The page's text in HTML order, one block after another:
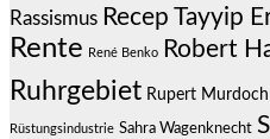
Rassismus Recep Tayyip
Rente René Benko Robert
Ruhrgebiet Rupert Murdoch
Rüstungsindustrie Sahra Wagenknecht